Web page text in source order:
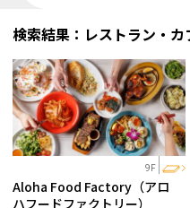
検索結果：レストラン・カ
9F
Aloha Food Factory（アロ
ハフードファクトリー）